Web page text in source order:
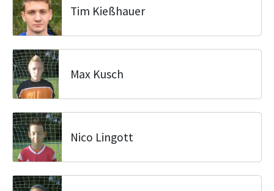
Tim Kießhauer
Max Kusch
Nico Lingott